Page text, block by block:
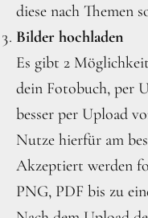
diese nach Themen
Bilder hochladen
Es gibt 2
dein Fotobuch, per
besser per Upload
Nutze hierfür am
Akzeptiert werden
PNG, PDF bis zu